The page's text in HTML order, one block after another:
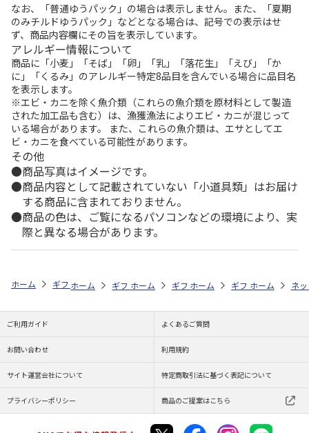
なお、「普通ゆうパック」の場合は表示しません。また、「夏期
のみチルドゆうパック」などとなる場合は、記号での表示はせ
ず、商品内容欄にその旨を表示しています。
アレルギー情報について
商品に「小麦」「そば」「卵」「乳」「落花生」「えび」「か
に」「くるみ」のアレルギー特定8品目を含んでいる場合に品目名
を表示します。
※エビ・カニを除く魚介類（これらの魚介類を原材料として製造
された加工品も含む）は、漁獲漁法によりエビ・カニが混じって
いる場合があります。 また、これらの魚介類は、エサとしてエ
ビ・カニを食べている可能性があります。
その他
商品写真はイメージです。
商品内容として記載されていない「小道具類」はお届け
する商品に含まれておりません。
商品の色は、ご覧になるパソコンなどの環境により、実
際と異なる場合があります。
ホーム ギフトストア お中元・夏ギフト特集 2026 ハム・お肉 【
ホーム ギフトストア お中元・夏ギフト特集 2026
ホーム ギフトストア お中元・夏ギフト
ホーム ギフトストア お
ホーム ネ
ご利用ガイド よくあるご質問
お問い合わせ 利用規約
サイト運営会社について 特定商取引法に基づく表記について
プライバシーポリシー 商品のご提案はこちら